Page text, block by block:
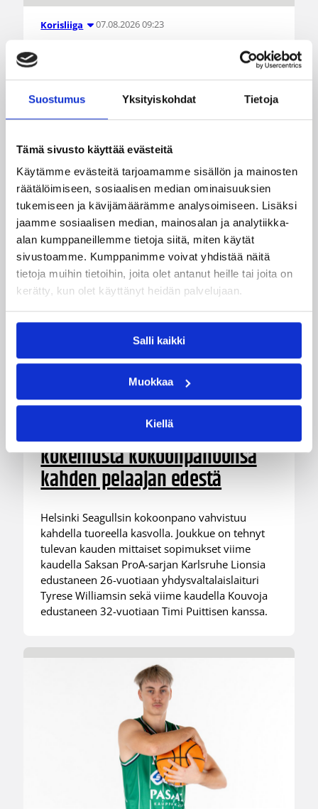
Suostumus Yksityiskohdat Tietoja
Tämä sivusto käyttää evästeitä
Käytämme evästeitä tarjoamamme sisällön ja mainosten
räätälöimiseen, sosiaalisen median ominaisuuksien
tukemiseen ja kävijämäärämme analysoimiseen. Lisäksi
jaamme sosiaalisen median, mainosalan ja analytiikka-
alan kumppaneillemme tietoja siitä, miten käytät
sivustoamme. Kumppanimme voivat yhdistää näitä
tietoja muihin tietoihin, joita olet antanut heille tai joita on
kerätty, kun olet käyttänyt heidän palvelujaan.
Salli kaikki
Muokkaa
Kiellä
Korisliiga 07.08.2026 09:23
Daniel Dolenc KTP-Basketin
haaviin
Dolenc on rakentanut pitkän ammattilaisuran
Liettuassa, Romaniassa, Bosniassa ja viimeksi
Islannissa.
Korisliiga 05.08.2026 11:34
Seagulls hankki taitoa ja
kokemusta kokoonpanoonsa
kahden pelaajan edestä
Helsinki Seagullsin kokoonpano vahvistuu
kahdella tuoreella kasvolla. Joukkue on tehnyt
tulevan kauden mittaiset sopimukset viime
kaudella Saksan ProA-sarjan Karlsruhe Lionsia
edustaneen 26-vuotiaan yhdysvaltalaislaituri
Tyrese Williamsin sekä viime kaudella Kouvoja
edustaneen 32-vuotiaan Timi Puittisen kanssa.